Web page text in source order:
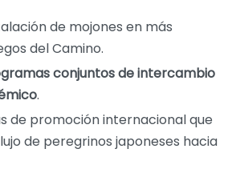
de mojones en más
del Camino.
conjuntos de intercambio
.
de promoción internacional que
de peregrinos japoneses hacia